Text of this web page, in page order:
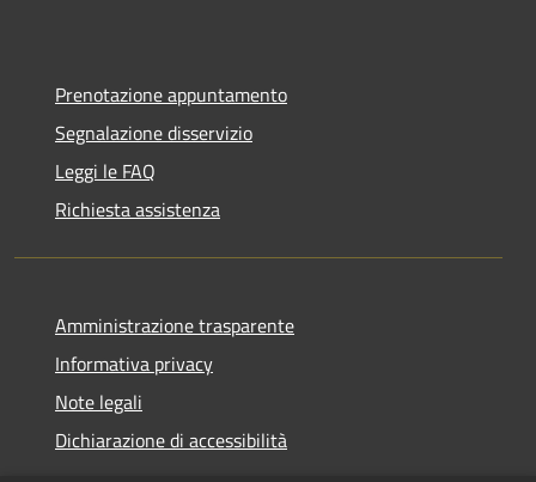
Prenotazione appuntamento
Segnalazione disservizio
Leggi le FAQ
Richiesta assistenza
Amministrazione trasparente
Informativa privacy
Note legali
Dichiarazione di accessibilità